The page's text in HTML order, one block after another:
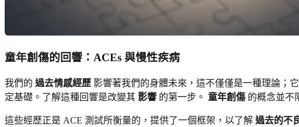
童年創傷的回響：ACEs 與慢性疾病
我們的 過去情感經歷 影響著我們的身體未來，這不僅僅是一種理論；
定基礎。了解這種回響是改變其 影響 的第一步。 童年創傷的概念並不
這些經歷正是 ACE 測試所衡量的，提供了一個框架，以了解 過去的不